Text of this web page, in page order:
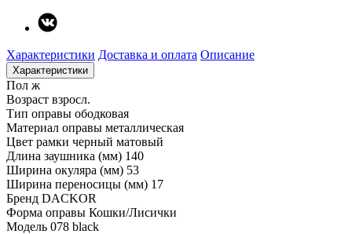
Характеристики Доставка и оплата Описание
Характеристики
Пол ж
Возраст взросл.
Тип оправы ободковая
Материал оправы металлическая
Цвет рамки черный матовый
Длина заушника (мм) 140
Ширина окуляра (мм) 53
Ширина переносицы (мм) 17
Бренд DACKOR
Форма оправы Кошки/Лисички
Модель 078 black